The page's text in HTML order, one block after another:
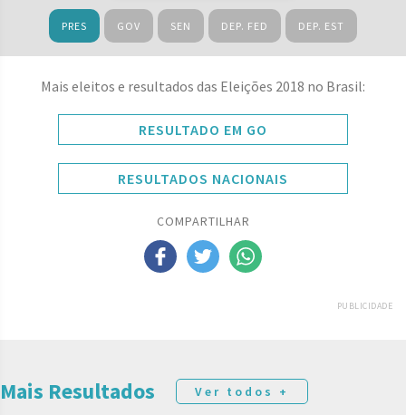
PRES GOV SEN DEP. FED DEP. EST
Mais eleitos e resultados das Eleições 2018 no Brasil:
RESULTADO EM GO
RESULTADOS NACIONAIS
COMPARTILHAR
PUBLICIDADE
Mais Resultados Ver todos +